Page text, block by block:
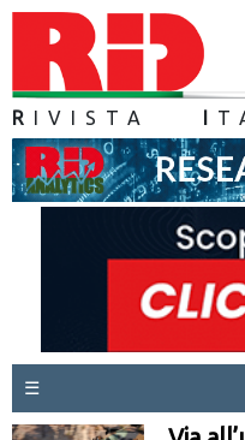
R IVISTA
☰